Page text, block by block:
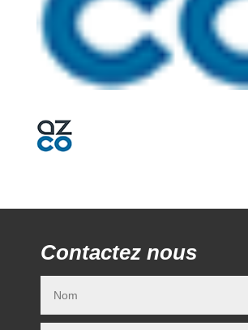
Contactez nous